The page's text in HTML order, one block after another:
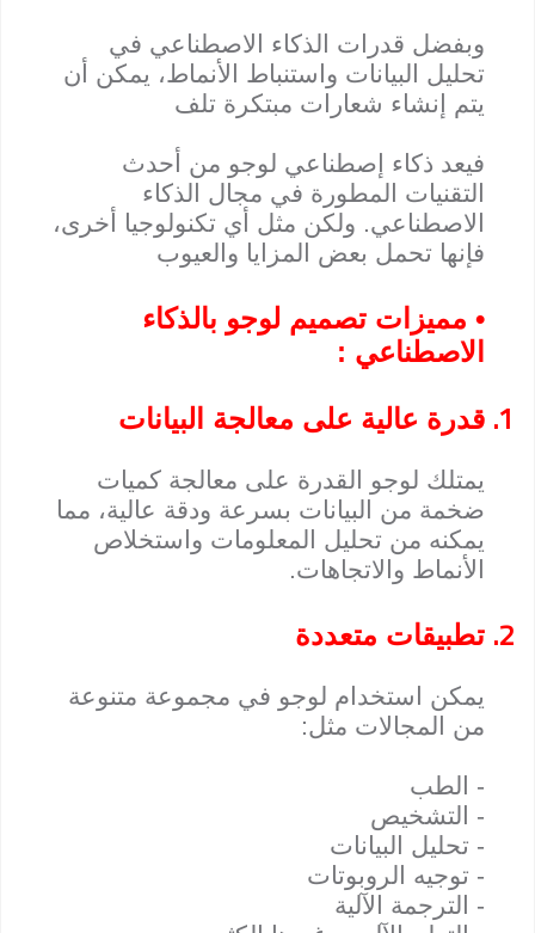
وبفضل قدرات الذكاء الاصطناعي في
تحليل البيانات واستنباط الأنماط، يمكن أن
يتم إنشاء شعارات مبتكرة تلف
فيعد ذكاء إصطناعي لوجو من أحدث
التقنيات المطورة في مجال الذكاء
الاصطناعي. ولكن مثل أي تكنولوجيا أخرى،
فإنها تحمل بعض المزايا والعيوب
• مميزات تصميم لوجو بالذكاء
الاصطناعي :
1. قدرة عالية على معالجة البيانات
يمتلك لوجو القدرة على معالجة كميات
ضخمة من البيانات بسرعة ودقة عالية، مما
يمكنه من تحليل المعلومات واستخلاص
الأنماط والاتجاهات.
2. تطبيقات متعددة
يمكن استخدام لوجو في مجموعة متنوعة
من المجالات مثل:
- الطب
- التشخيص
- تحليل البيانات
- توجيه الروبوتات
- الترجمة الآلية